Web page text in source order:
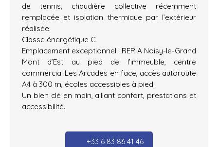
de tennis, chaudière collective récemment
remplacée et isolation thermique par l’extérieur
réalisée.
Classe énergétique C.
Emplacement exceptionnel : RER A Noisy-le-Grand
Mont d’Est au pied de l’immeuble, centre
commercial Les Arcades en face, accès autoroute
A4 à 300 m, écoles accessibles à pied.
Un bien clé en main, alliant confort, prestations et
accessibilité.
+33 6 83 86 41 46